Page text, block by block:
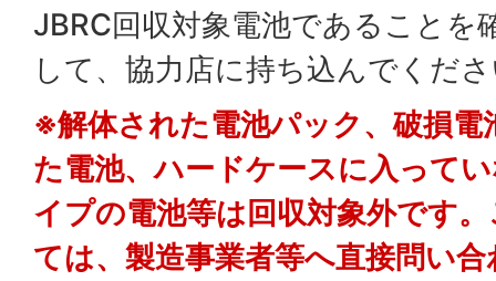
JBRC回収対象電池であることを
して、協力店に持ち込んでくだ
※解体された電池パック、破損電
た電池、ハードケースに入って
イプの電池等は回収対象外です
ては、製造事業者等へ直接問い